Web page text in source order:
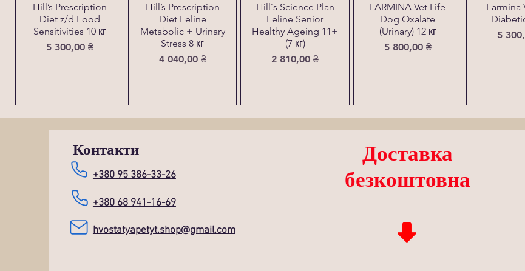
Hill’s Prescription
Diet z/d Food
Sensitivities 10 кг
Ціна
5 300,00 ₴
Hill’s Prescription
Diet Feline
Metabolic + Urinary
Stress 8 кг
Ціна
4 040,00 ₴
Hill´s Science Plan
Feline Senior
Healthy Ageing 11+
(7 кг)
Ціна
2 810,00 ₴
FARMINA Vet Life
Dog Oxalate
(Urinary) 12 кг
Ціна
5 800,00 ₴
Farmina
Ціна
5
Контакти
+380 95 386-33-26
+380 68 941-16-69
hvostatyapetyt.shop@gmail.com
Доставка
безкоштовна